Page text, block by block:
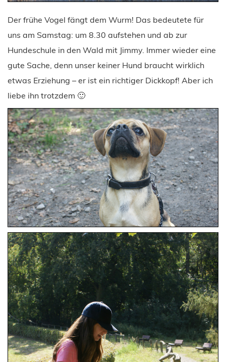
Der frühe Vogel fängt dem Wurm! Das bedeutete für
uns am Samstag: um 8.30 aufstehen und ab zur
Hundeschule in den Wald mit Jimmy. Immer wieder eine
gute Sache, denn unser keiner Hund braucht wirklich
etwas Erziehung – er ist ein richtiger Dickkopf! Aber ich
liebe ihn trotzdem 🙂